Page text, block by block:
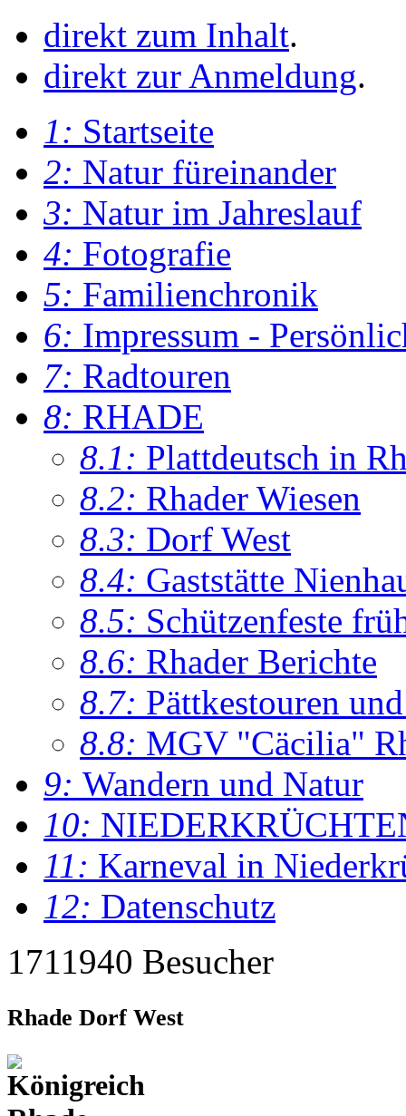
direkt zum Inhalt.
direkt zur Anmeldung.
1: Startseite
2: Natur füreinander
3: Natur im Jahreslauf
4: Fotografie
5: Familienchronik
6: Impressum -
7: Radtouren
8: RHADE
8.1: Plattdeutsch in
8.2: Rhader Wiesen
8.3: Dorf West
8.4: Gaststätte
8.5: Schützenfeste
8.6: Rhader Berichte
8.7: Pättkestouren
8.8: MGV "Cäcilia"
9: Wandern und Natur
10:
11: Karneval in
12: Datenschutz
1711940 Besucher
Rhade Dorf West